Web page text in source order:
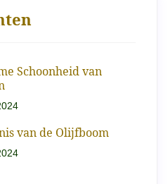
Schoonheid van
van de Olijfboom